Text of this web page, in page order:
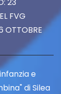
FVG
OTTOBRE
e
di Silea